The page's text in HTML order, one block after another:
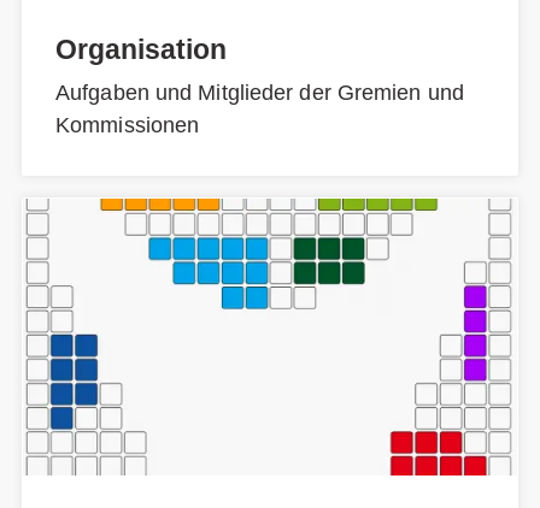
Organisation
Aufgaben und Mitglieder der Gremien und
Kommissionen